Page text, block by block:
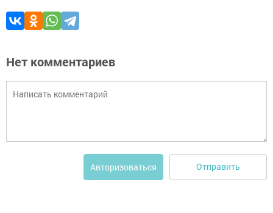
Нет комментариев
Авторизоваться Отправить